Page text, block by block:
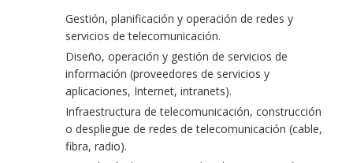
Gestión, planificación y operación de redes y
servicios de telecomunicación.
Diseño, operación y gestión de servicios de
información (proveedores de servicios y
aplicaciones, Internet, intranets).
Infraestructura de telecomunicación, construcción
o despliegue de redes de telecomunicación (cable,
fibra, radio).